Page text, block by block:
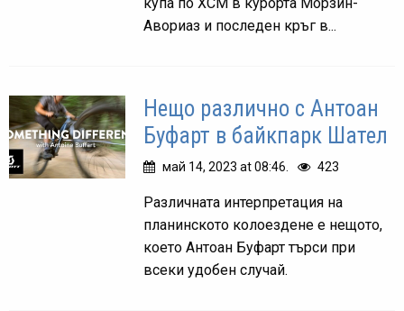
Авориаз и последен кръг в...
Нещо различно с Антоан
Буфарт в байкпарк Шател
май 14, 2023 at 08:46. 423
Различната интерпретация на
планинското колоездене е нещото,
което Антоан Буфарт търси при
всеки удобен случай.